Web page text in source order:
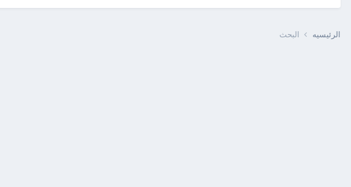
الرئيسيه البحث